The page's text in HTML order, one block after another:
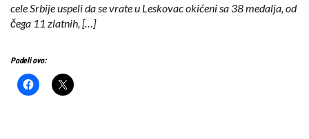
cele Srbije uspeli da se vrate u Leskovac okićeni sa 38 medalja, od
čega 11 zlatnih, […]
Podeli ovo: